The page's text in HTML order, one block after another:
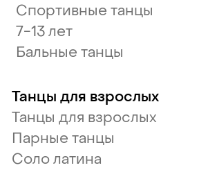
Спортивные танцы
7-13 лет
Бальные танцы
Танцы для взрослых
Танцы для взрослых
Парные танцы
Соло латина